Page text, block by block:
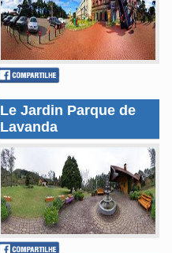
Le Jardin Parque de
Lavanda